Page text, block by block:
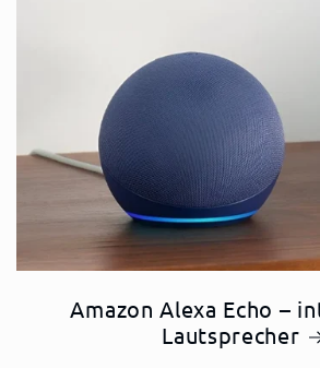
Amazon Alexa Echo –
Lautsprecher